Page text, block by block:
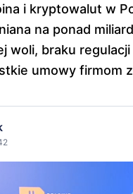
i kryptowalut w
na ponad
woli, braku
umowy firmom